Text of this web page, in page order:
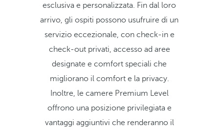
esclusiva e personalizzata. Fin dal loro
arrivo, gli ospiti possono usufruire di un
servizio eccezionale, con check-in e
check-out privati, accesso ad aree
designate e comfort speciali che
migliorano il comfort e la privacy.
Inoltre, le camere Premium Level
offrono una posizione privilegiata e
vantaggi aggiuntivi che renderanno il